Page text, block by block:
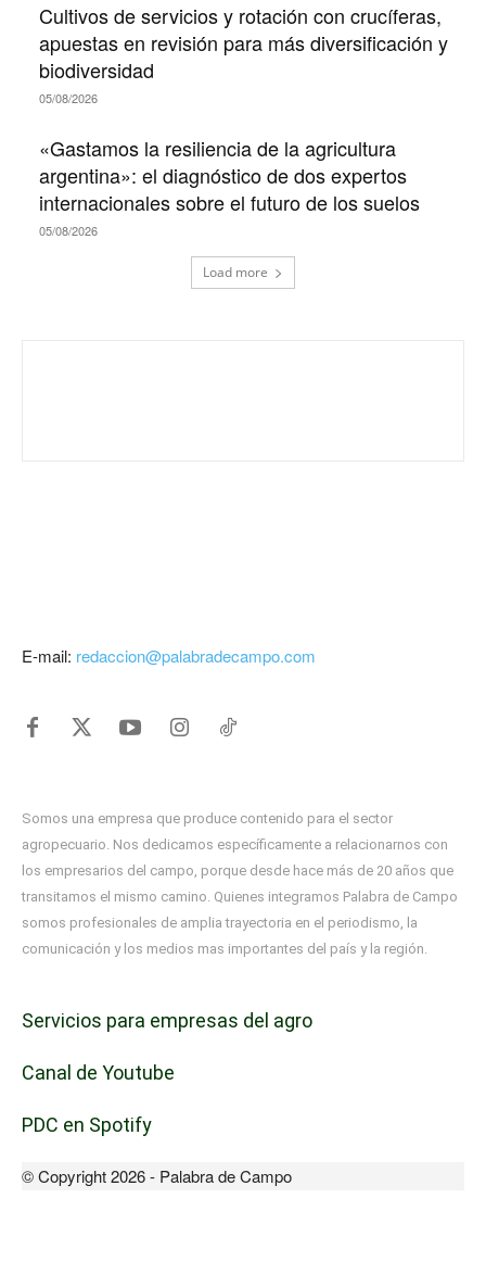
Cultivos de servicios y rotación con crucíferas,
apuestas en revisión para más diversificación y
biodiversidad
05/08/2026
«Gastamos la resiliencia de la agricultura
argentina»: el diagnóstico de dos expertos
internacionales sobre el futuro de los suelos
05/08/2026
Load more
E-mail: redaccion@palabradecampo.com
Somos una empresa que produce contenido para el sector
agropecuario. Nos dedicamos específicamente a relacionarnos con
los empresarios del campo, porque desde hace más de 20 años que
transitamos el mismo camino. Quienes integramos Palabra de Campo
somos profesionales de amplia trayectoria en el periodismo, la
comunicación y los medios mas importantes del país y la región.
Servicios para empresas del agro
Canal de Youtube
PDC en Spotify
© Copyright 2026 - Palabra de Campo